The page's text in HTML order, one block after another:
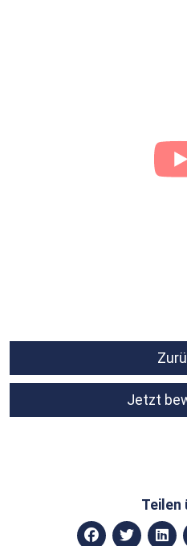
Jetzt
Teilen